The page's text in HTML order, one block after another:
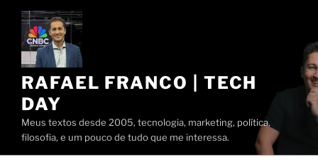
Pular
conteúdo
RAFAEL FRANCO | TECH
DAY
Meus textos desde 2005, tecnologia, marketing, política,
filosofia, e um pouco de tudo que me interessa.